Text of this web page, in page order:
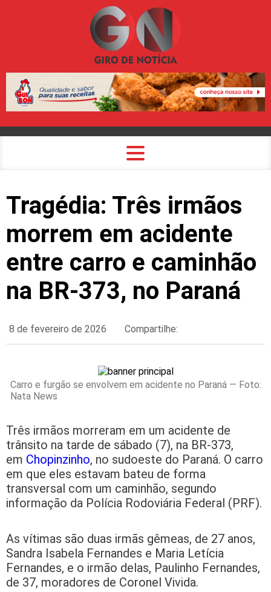
Tragédia: Três irmãos
morrem em acidente
entre carro e caminhão
na BR-373, no Paraná
8 de fevereiro de 2026 Compartilhe:
Carro e furgão se envolvem em acidente no Paraná — Foto:
Nata News
Três irmãos morreram em um acidente de
trânsito na tarde de sábado (7), na BR-373,
em Chopinzinho, no sudoeste do Paraná. O carro
em que eles estavam bateu de forma
transversal com um caminhão, segundo
informação da Polícia Rodoviária Federal (PRF).
As vítimas são duas irmãs gêmeas, de 27 anos,
Sandra Isabela Fernandes e Maria Letícia
Fernandes, e o irmão delas, Paulinho Fernandes,
de 37, moradores de Coronel Vivida.